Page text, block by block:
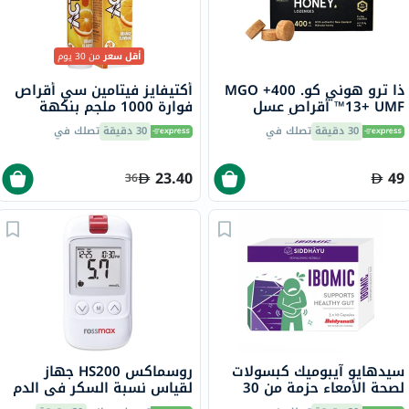
ذا ترو هوني كو. 400+ MGO
13+ UMF™ أقراص عسل
مانوكا 2.8 جرام 8 أقراص30 دقيقة تصلك في
49
أقل سعرمن 30 يوم
أكتيفايز فيتامين سي أقراص
فوارة 1000 ملجم بنكهة
البرتقال حزمة من 20
30 دقيقة تصلك في
23.40
36
سيدهايو آيبوميك كبسولات
لصحة الأمعاء حزمة من 30
روسماكس HS200 جهاز
لقياس نسبة السكر في الدم